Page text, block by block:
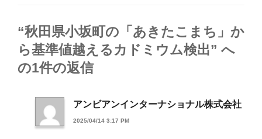
“秋田県小坂町の「あきたこまち」か
ら基準値越えるカドミウム検出” へ
の1件の返信
アンビアンインターナショナル株式会社
2025/04/14 3:17 PM